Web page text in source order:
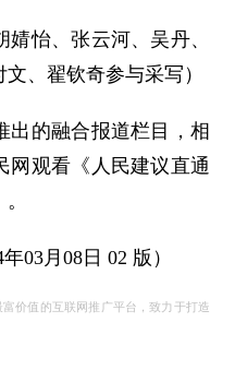
怡、张云河、吴丹、
、翟钦奇参与采写）
的融合报道栏目，相
网观看《人民建议直通
月08日 02 版）
价值的互联网推广平台，致力于打造